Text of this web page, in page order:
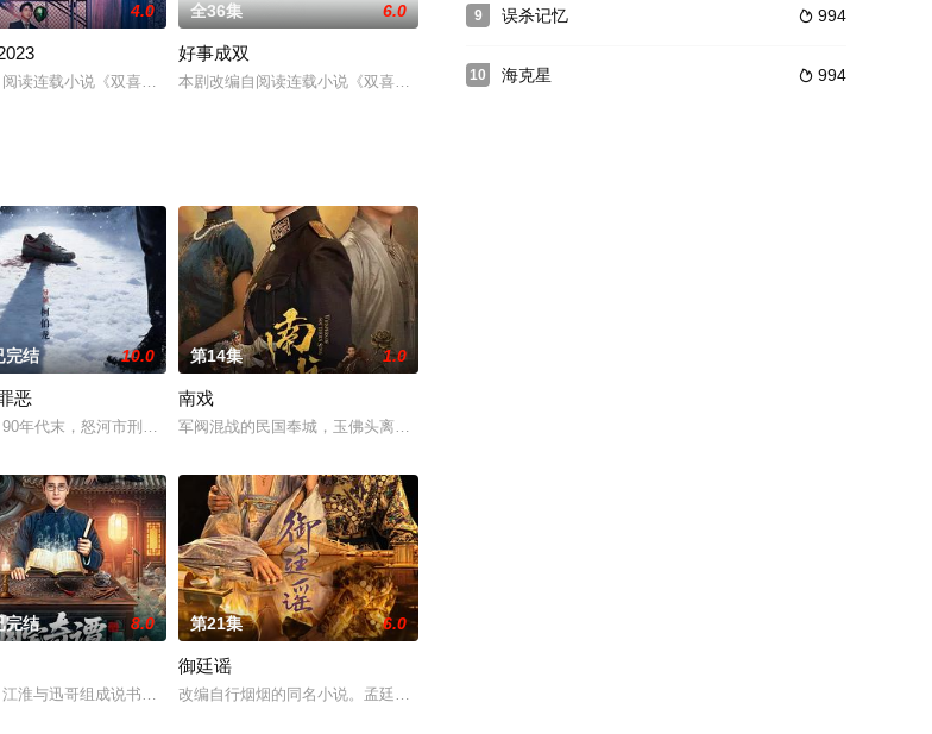
往，以期抗日救国。特训班残酷的经历让陈克海看清了军统的真面目。最后一次刺杀任务失败，陈、方二人天各一方。两年后，已
人的消防技巧和丰富的消防经验，是北浔市和平路特勤站站长。因缘际会下，他被选中成了一档旨在科普消防知识的真人节目的教
4.0
读连载小说《双喜》，作者朗朗。曾是一流大学高材生的林双，婚后迅速怀孕成了全职妈妈，但为家庭全身心付出的她遭遇背叛。
全36集 6.0
好事成双
本剧改编自阅读连载小说《双喜》，作者朗朗。曾是一流大学高材生的林双，婚后迅速怀孕成了全职妈妈，
意外踏入玄机界，继而卷入虎云国内乱的漩涡，身陷重重危机，而在一次次险象环生中，奚圆的真实身份逐渐浮出水面，她体内的
（苏晓彤 饰）与童年时因一场意外落下身体残缺的少年顾铭夕（何洛洛 饰）的成长印记与深深联结。两人在命运波折中相互救赎、
完结 10.0
恶
年代末，怒河市刑侦支队在无普及监控、无DNA鉴定技术的支持下，通过摸排、勘查等传统刑侦手段，接连破获数起重案要案的艰
第14集 1.0
南戏
军阀混战的民国奉城，玉佛头离奇失窃，戏班主横尸戏台，将冷血少帅许又安与昆曲名伶荣筱楠推向不死不
夏忽然对他说：“江逾白，我喜欢你，哲学和生物学意义上的喜欢。”那个夜晚，他脸颊微热，还听见自己加速的心跳声……
完结 8.0
淮与迅哥组成说书班子，偶遇“白天人住屋，晚上鬼占房”的阴阳宅，江淮被掳走配“阴婚”。他与女探长穆英搭档，侦破阎王娶亲、五
第21集 6.0
御廷谣
改编自行烟烟的同名小说。孟廷辉，大平王朝有史以来个以女子进士科三元及第入翰林院的奇女子。十年前
9  994
误杀记忆
10  994
海克星